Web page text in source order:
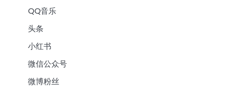
QQ音乐
头条
小红书
微信公众号
微博粉丝